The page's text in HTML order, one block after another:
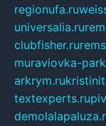
regionufa.ru
universalia.ru
clubfisher.ru
muraviovka-
arkrym.ru
textexperts.ru